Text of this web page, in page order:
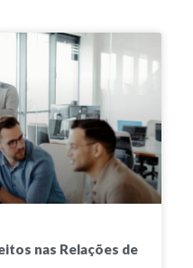
nas Relações de